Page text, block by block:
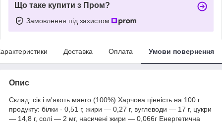
Що таке купити з Пром?
Замовлення під захистом
Доставка Оплата Умови повернення
Опис
Склад: сік і м'якоть манго (100%) Харчова цінність на 100 г
продукту: білки - 0,51 г, жири — 0,27 г, вуглеводи — 17 г, цукри
— 14,8 г, солі — 2 мг, насичені жири — 0,066г Енергетична